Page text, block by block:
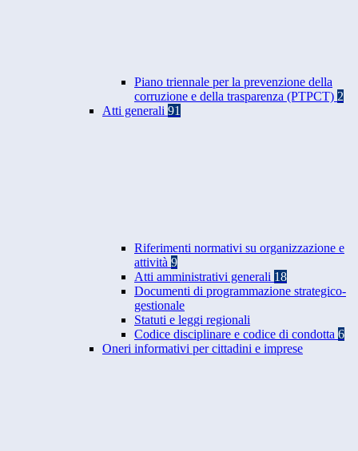
Piano triennale per la prevenzione della
corruzione e della trasparenza (PTPCT) 2
Atti generali 91
Riferimenti normativi su organizzazione e
attività 9
Atti amministrativi generali 18
Documenti di programmazione strategico-
gestionale
Statuti e leggi regionali
Codice disciplinare e codice di condotta 6
Oneri informativi per cittadini e imprese